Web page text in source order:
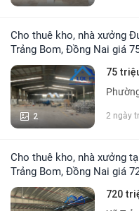
Cho thuê kho, nhà xưởng Đường Quốc lộ 1A, Xã Hố Nai 3,
Trảng Bom, Đồng Nai giá
2
75
2 ngày
Cho thuê kho, nhà xưởng tại Đường Nguyễn Trãi, Trảng Bom,
Trảng Bom, Đồng Nai giá
720